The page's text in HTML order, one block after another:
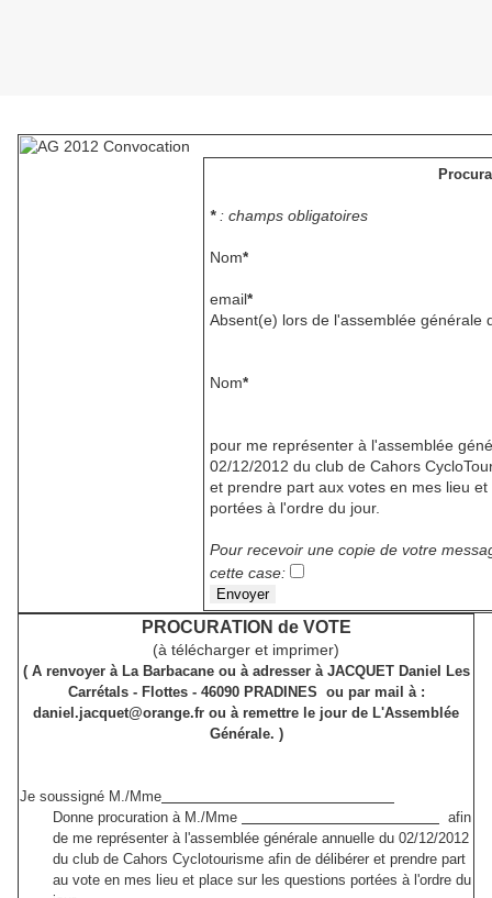
*: champs obligatoires
Nom*
email*
Absent(e) lors de l'assemblée générale
Nom*
pour me représenter à l'assemblée
02/12/2012 du club de Cahors
et prendre part aux votes en mes lieu
portées à l'ordre du jour.
Pour recevoir une copie de votre
cette case:
PROCURATION de VOTE
(à télécharger et imprimer)
( A renvoyer à La Barbacane ou à adresser à JACQUET Daniel Les
Carrétals - Flottes - 46090 PRADINES ou par mail à :
daniel.jacquet@orange.fr ou à remettre le jour de L'Assemblée
Générale. )
Je soussigné M./Mme
Donne procuration à M./Mme
afin
de me représenter à l'assemblée générale annuelle du 02/12/2012
du club de Cahors Cyclotourisme afin de délibérer et prendre part
au vote en mes lieu et place sur les questions portées à l'ordre du